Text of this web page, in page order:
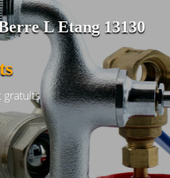
L Etang 13130
gratuits